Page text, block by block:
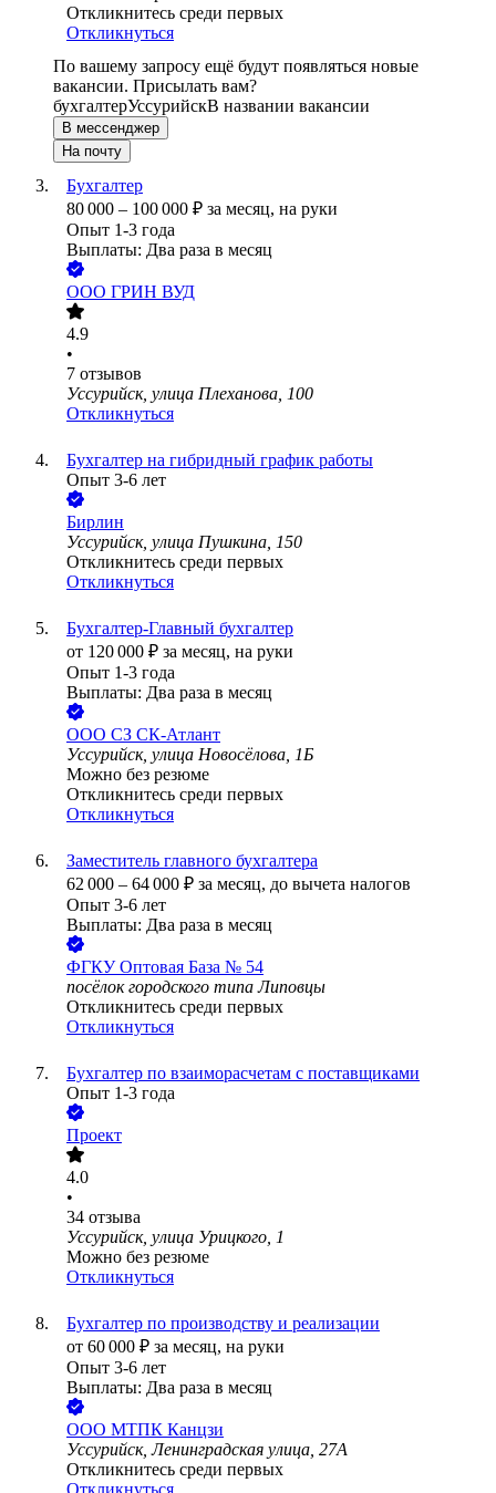
Откликнитесь среди первых
Откликнуться
По вашему запросу ещё будут появляться новые
вакансии. Присылать вам?
бухгалтерУссурийскВ названии вакансии
В мессенджер
На почту
Бухгалтер
80 000 – 100 000 ₽ за месяц, на руки
Опыт 1-3 года
Выплаты: Два раза в месяц
ООО ГРИН ВУД
4.9
•
7 отзывов
Уссурийск, улица Плеханова, 100
Откликнуться
Бухгалтер на гибридный график работы
Опыт 3-6 лет
Бирлин
Уссурийск, улица Пушкина, 150
Откликнитесь среди первых
Откликнуться
Бухгалтер-Главный бухгалтер
от 120 000 ₽ за месяц, на руки
Опыт 1-3 года
Выплаты: Два раза в месяц
ООО СЗ СК-Атлант
Уссурийск, улица Новосёлова, 1Б
Можно без резюме
Откликнитесь среди первых
Откликнуться
Заместитель главного бухгалтера
62 000 – 64 000 ₽ за месяц, до вычета налогов
Опыт 3-6 лет
Выплаты: Два раза в месяц
ФГКУ Оптовая База № 54
посёлок городского типа Липовцы
Откликнитесь среди первых
Откликнуться
Бухгалтер по взаиморасчетам с поставщиками
Опыт 1-3 года
Проект
4.0
•
34 отзыва
Уссурийск, улица Урицкого, 1
Можно без резюме
Откликнуться
Бухгалтер по производству и реализации
от 60 000 ₽ за месяц, на руки
Опыт 3-6 лет
Выплаты: Два раза в месяц
ООО МТПК Канцзи
Уссурийск, Ленинградская улица, 27А
Откликнитесь среди первых